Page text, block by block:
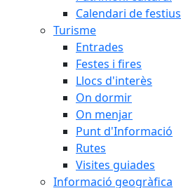
Calendari de festius
Turisme
Entrades
Festes i fires
Llocs d'interès
On dormir
On menjar
Punt d'Informació
Rutes
Visites guiades
Informació geogràfica